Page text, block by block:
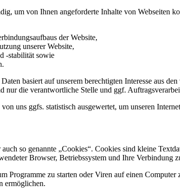
um von Ihnen angeforderte Inhalte von Webseiten
der Website,
unserer Website,
-stabilität sowie
basiert auf unserem berechtigten Interesse aus
nur die verantwortliche Stelle und ggf.
uns ggfs. statistisch ausgewertet, um unseren
so genannte „Cookies“. Cookies sind kleine
Browser, Betriebssystem und Ihre Verbindung
Programme zu starten oder Viren auf einen
ermöglichen.